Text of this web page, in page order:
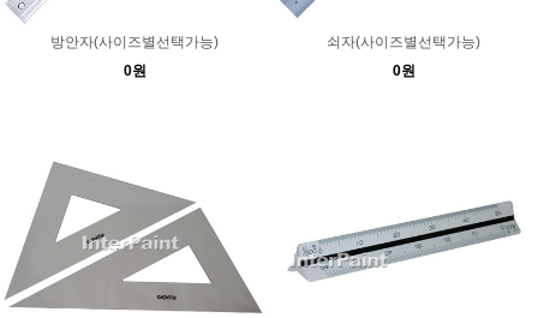
방안자(사이즈별선택가능)
0원
쇠자(사이즈별선택가능)
0원